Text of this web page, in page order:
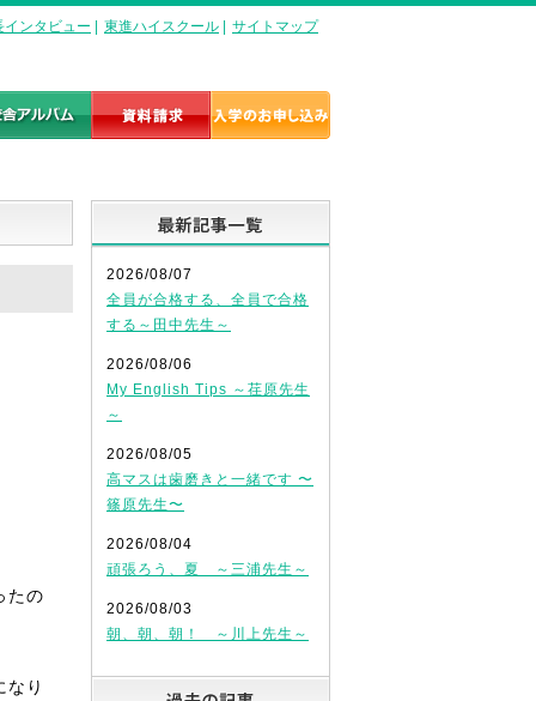
インタビュー 東進ハイスクール サイトマップ
たの
なり
2026/08/07
全員が合格する、全員で合格
する～田中先生～
2026/08/06
My English Tips ～荏原先生
～
2026/08/05
高マスは歯磨きと一緒です 〜
篠原先生〜
2026/08/04
頑張ろう、夏 ～三浦先生～
2026/08/03
朝、朝、朝！ ～川上先生～